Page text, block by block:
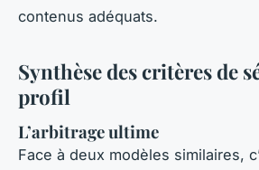
contenus adéquats.
Synthèse des critères de
profil
L’arbitrage ultime
Face à deux modèles similaires,